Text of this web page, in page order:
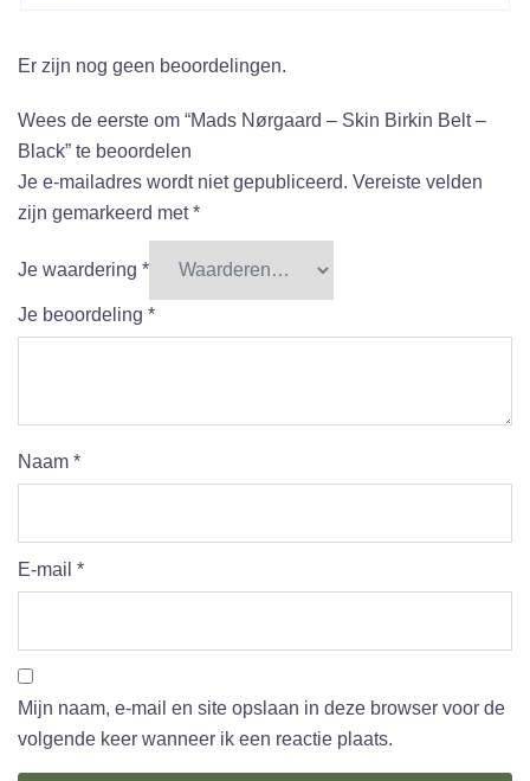
Er zijn nog geen beoordelingen.
Wees de eerste om “Mads Nørgaard – Skin Birkin Belt –
Black” te beoordelen
Je e-mailadres wordt niet gepubliceerd. Vereiste velden
zijn gemarkeerd met*
Je waardering *
Je beoordeling *
Naam *
E-mail *
Mijn naam, e-mail en site opslaan in deze browser voor de
volgende keer wanneer ik een reactie plaats.